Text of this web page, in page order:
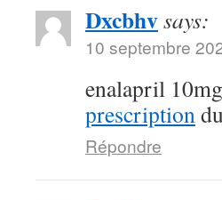
Dxcbhvsays:
10 septembre
enalapril
prescription
Répondre